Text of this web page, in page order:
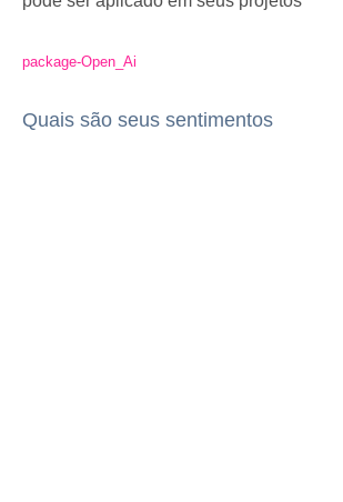
package-Open_Ai
Quais são seus sentimentos